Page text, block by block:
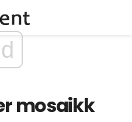
mosaikk